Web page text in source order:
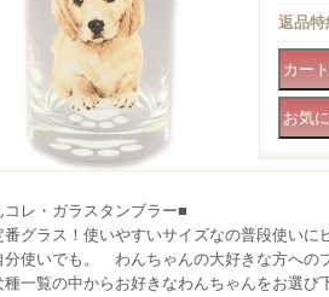
返品特
コレ・ガラスタンブラー■
グラス！使いやすいサイズなの普段使いに
使いでも。 わんちゃんの大好きな方へのプ
一覧の中からお好きなわんちゃんをお選び